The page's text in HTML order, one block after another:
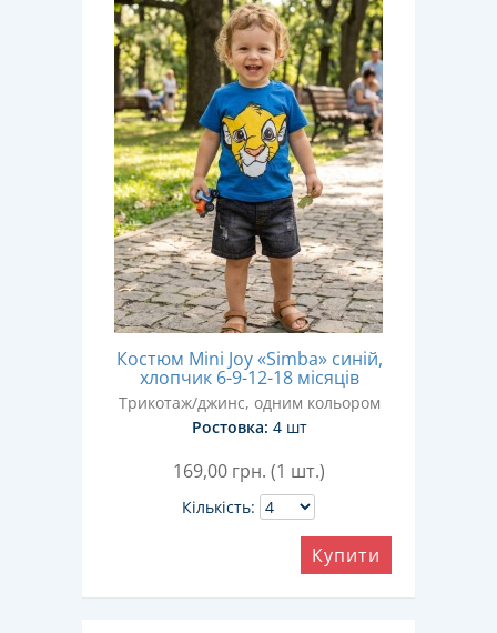
Костюм Mini Joy «Simba» синій,
хлопчик 6-9-12-18 місяців
Трикотаж/джинс, одним кольором
Ростовка: 4 шт
169,00 грн. (1 шт.)
Кількість:
Купити